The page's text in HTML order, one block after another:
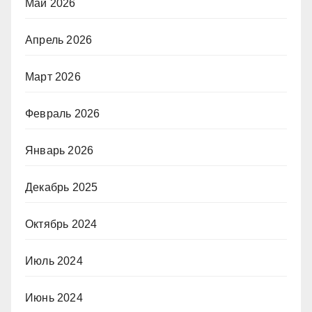
Май 2026
Апрель 2026
Март 2026
Февраль 2026
Январь 2026
Декабрь 2025
Октябрь 2024
Июль 2024
Июнь 2024